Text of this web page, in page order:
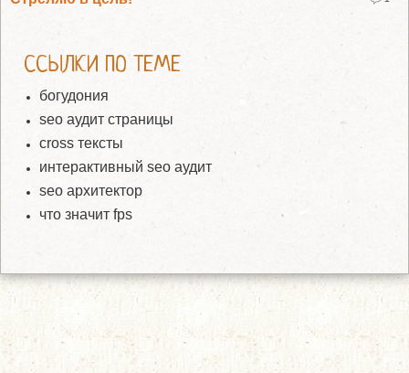
ССЫЛКИ ПО ТЕМЕ
богудония
seo аудит страницы
cross тексты
интерактивный seo аудит
seo архитектор
что значит fps